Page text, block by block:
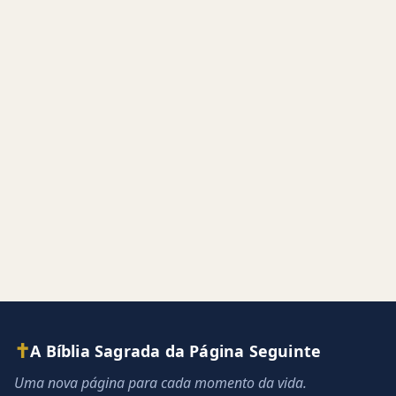
✝A Bíblia Sagrada da Página Seguinte
Uma nova página para cada momento da vida.